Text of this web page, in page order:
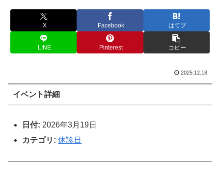
X Facebook はてブ
LINE Pinterest コピー
2025.12.18
イベント詳細
日付: 2026年3月19日
カテゴリ: 休診日